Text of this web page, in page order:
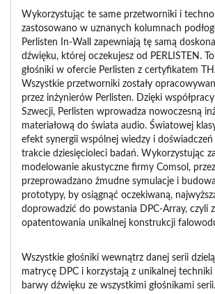
Wykorzystując te same przetworniki i
zastosowano w uznanych kolumnach
Perlisten In-Wall zapewniają tę samą
dźwięku, której oczekujesz od PERLISTEN.
głośniki w ofercie Perlisten z certyfikatem
Wszystkie przetworniki zostały
przez inżynierów Perlisten. Dzięki
Szwecji, Perlisten wprowadza nowoczesną
materiałową do świata audio. Światowej
efekt synergii wspólnej wiedzy i
trakcie dziesięcioleci badań. Wykorzystując
modelowanie akustyczne firmy Comsol,
przeprowadzano żmudne symulacje i
prototypy, by osiągnąć oczekiwaną,
doprowadzić do powstania DPC-Array, czyli
opatentowania unikalnej konstrukcji
Wszystkie głośniki wewnątrz danej serii
matrycę DPC i korzystają z unikalnej
barwy dźwięku ze wszystkimi głośnikami